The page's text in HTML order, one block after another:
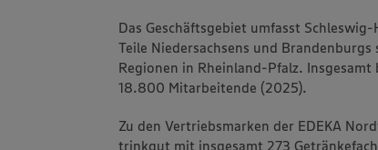
Das Geschäftsgebiet umfasst
Teile Niedersachsens und
Regionen in Rheinland-Pfalz.
18.800 Mitarbeitende (2025).
Zu den Vertriebsmarken der EDEKA
trinkgut mit insgesamt 273